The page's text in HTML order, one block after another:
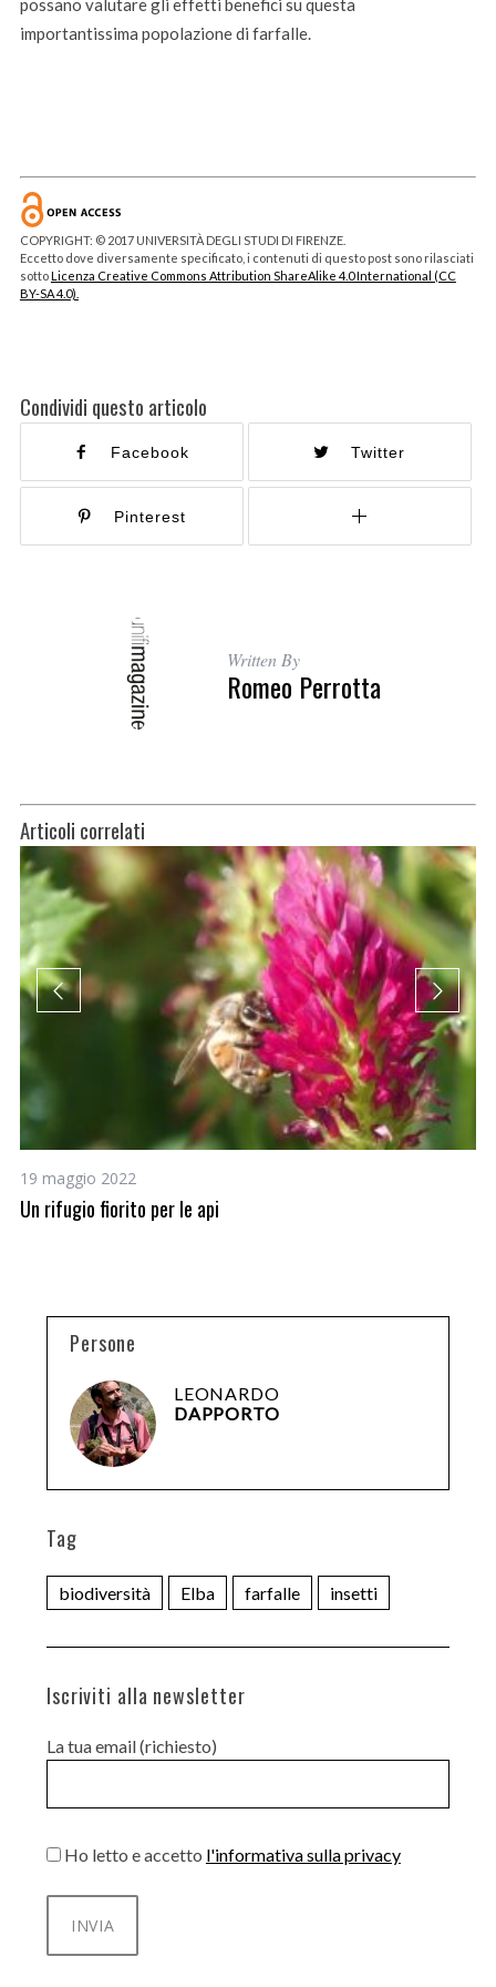
possano valutare gli effetti benefici su questa
importantissima popolazione di farfalle.
COPYRIGHT: © 2017 UNIVERSITÀ DEGLI STUDI DI FIRENZE.
Eccetto dove diversamente specificato, i contenuti di questo post sono rilasciati
sottoLicenza Creative Commons Attribution ShareAlike 4.0 International (CC
BY-SA 4.0).
Condividi questo articolo
Facebook Twitter
Pinterest
Written By
Romeo Perrotta
Articoli correlati
19 maggio 2022
Un rifugio fiorito per le api
Persone
LEONARDO
DAPPORTO
Tag
biodiversità Elba farfalle insetti
Iscriviti alla newsletter
La tua email (richiesto)
Ho letto e accetto l'informativa sulla privacy